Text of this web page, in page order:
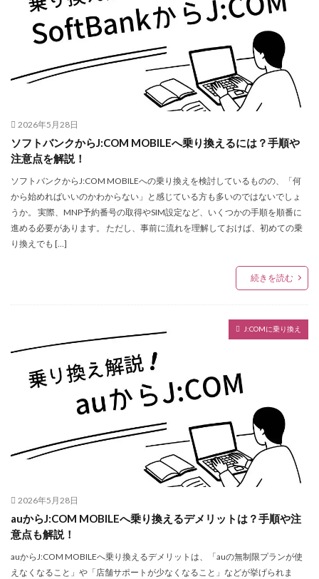
2026年5月28日
ソフトバンクからJ:COM MOBILEへ乗り換えるには？手順や
注意点を解説！
ソフトバンクからJ:COM MOBILEへの乗り換えを検討しているものの、「何
から始めればいいのかわからない」と感じている方も多いのではないでしょ
うか。 実際、MNP予約番号の取得やSIM設定など、いくつかの手順を順番に
進める必要があります。 ただし、事前に流れを理解しておけば、初めての乗
り換えでも […]
続きを読む
J:COMに乗り換え
2026年5月28日
auからJ:COM MOBILEへ乗り換えるデメリットは？手順や注
意点も解説！
auからJ:COM MOBILEへ乗り換えるデメリットは、「auの無制限プランが使
えなくなること」や「店舗サポートが少なくなること」などが挙げられま